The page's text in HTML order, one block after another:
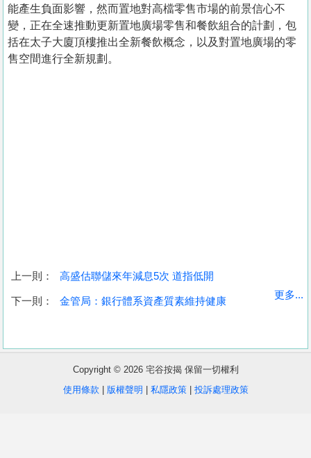
收
盤
能產生負面影響，然而置地對高檔零售市場的前景信心不
變，正在全速推動更新置地廣場零售和餐飲組合的計劃，包
括在太子大廈頂樓推出全新餐飲概念，以及對置地廣場的零
售空間進行全新規劃。
上一則： 高盛估聯儲來年減息5次 道指低開
下一則： 金管局：銀行體系資產質素維持健康
更多...
Copyright © 2026 宅谷按揭 保留一切權利
使用條款
版權聲明 私隱政策| 投訴處理政策